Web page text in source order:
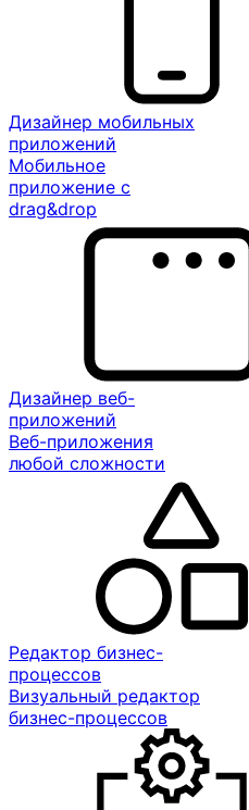
Дизайнер мобильных
приложений
Мобильное
приложение с
drag&drop
Дизайнер веб-
приложений
Веб-приложения
любой сложности
Редактор бизнес-
процессов
Визуальный редактор
бизнес-процессов